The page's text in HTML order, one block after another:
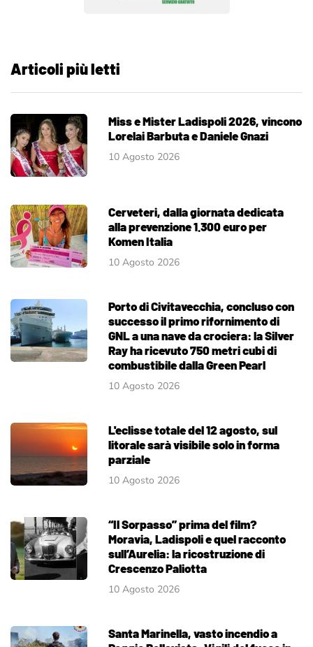
Articoli più letti
Miss e Mister Ladispoli 2026, vincono
Lorelai Barbuta e Daniele Gnazi
10 Agosto 2026
Cerveteri, dalla giornata dedicata
alla prevenzione 1.300 euro per
Komen Italia
10 Agosto 2026
Porto di Civitavecchia, concluso con
successo il primo rifornimento di
GNL a una nave da crociera: la Silver
Ray ha ricevuto 750 metri cubi di
combustibile dalla Green Pearl
10 Agosto 2026
L'eclisse totale del 12 agosto, sul
litorale sarà visibile solo in forma
parziale
10 Agosto 2026
“Il Sorpasso” prima del film?
Moravia, Ladispoli e quel racconto
sull’Aurelia: la ricostruzione di
Crescenzo Paliotta
10 Agosto 2026
Santa Marinella, vasto incendio a